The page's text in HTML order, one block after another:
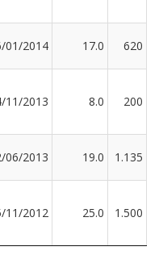
01/2014 17.0 620
11/2013 8.0 200
06/2013 19.0 1.135
11/2012 25.0 1.500